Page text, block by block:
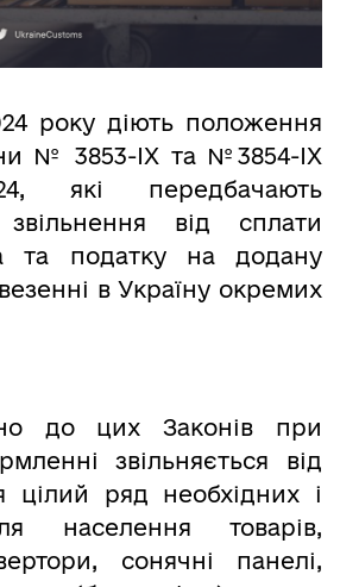
року діють положення
№ 3853-IX та №3854-IX
які передбачають
звільнення від сплати
та податку на додану
в Україну окремих
до цих Законів при
звільняється від
цілий ряд необхідних і
населення товарів,
сонячні панелі,